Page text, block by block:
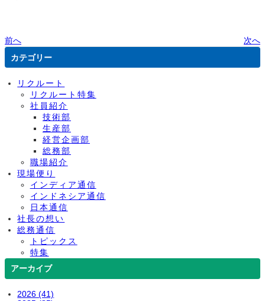
前へ
次へ
カテゴリー
リクルート
リクルート特集
社員紹介
技術部
生産部
経営企画部
総務部
職場紹介
現場便り
インディア通信
インドネシア通信
日本通信
社長の想い
総務通信
トピックス
特集
アーカイブ
2026 (41)